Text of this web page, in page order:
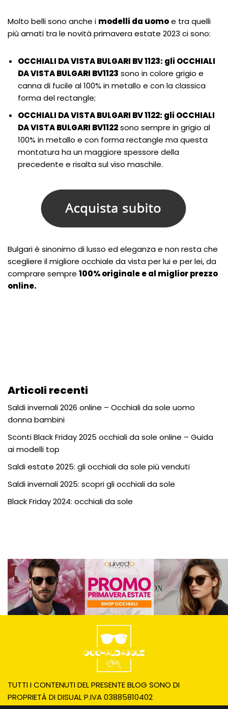
Molto belli sono anche i modelli da uomoe tra quelli
più amati tra le novità primavera estate 2023 ci sono:
OCCHIALI DA VISTA BULGARI BV 1123: gli OCCHIALI
DA VISTA BULGARI BV1123 sono in colore grigio e
canna di fucile al 100% in metallo e con la classica
forma del rectangle;
OCCHIALI DA VISTA BULGARI BV 1122: gli OCCHIALI
DA VISTA BULGARI BV1122sono sempre in grigio al
100% in metallo e con forma rectangle ma questa
montatura ha un maggiore spessore della
precedente e risalta sul viso maschile.
Bulgari è sinonimo di lusso ed eleganza e non resta che
scegliere il migliore occhiale da vista per lui e per lei, da
comprare sempre 100% originale e al miglior prezzo
online.
Articoli recenti
Saldi invernali 2026 online – Occhiali da sole uomo
donna bambini
Sconti Black Friday 2025 occhiali da sole online – Guida
ai modelli top
Saldi estate 2025: gli occhiali da sole più venduti
Saldi invernali 2025: scopri gli occhiali da sole
Black Friday 2024: occhiali da sole
TUTTI I CONTENUTI DEL PRESENTE BLOG SONO DI
PROPRIETÀ DI DISUAL P.IVA 03885810402